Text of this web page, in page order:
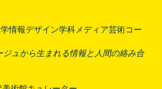
情報デザイン学科メディア芸術コー
ュから生まれる情報と人間の絡み合